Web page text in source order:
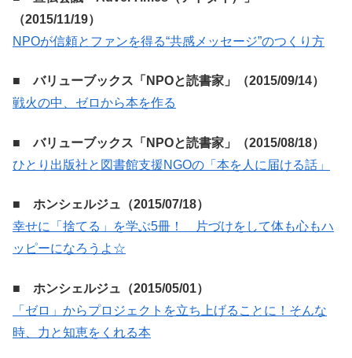
（2015/11/19）
NPOが信頼とファンを得る“共感メッセージ”のつくり方
■ バリューブックス「NPOと読書家」（2015/09/14）
戦火の中、ゼロから本を作る
■ バリューブックス「NPOと読書家」（2015/08/18）
ひとり出版社と図書館支援NGOの「本を人に届ける話」
■ ホンシェルジュ（2015/07/18）
幸せに「捨てる」を学ぶ5冊！ 片づけをして体も心もハ
ッピーになろうよ☆
■ ホンシェルジュ（2015/05/01）
「ゼロ」からプロジェクトを立ち上げることに！そんな
時、力と知恵をくれる本